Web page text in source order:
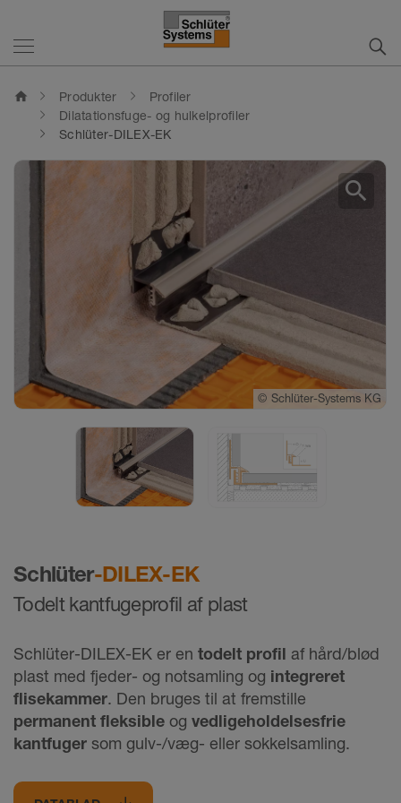
home Produkter
Profiler
Dilatationsfuge- og hulkelprofiler
Schlüter-DILEX-EK
Schlüter-DILEX-EK
Todelt kantfugeprofil af plast
Schlüter-DILEX-EK er en todelt profil af hård/blød
plast med fjeder- og notsamling og integreret
flisekammer. Den bruges til at fremstille
permanent fleksible og vedligeholdelsesfrie
kantfuger som gulv-/væg- eller sokkelsamling.
© Schlüter-Systems KG
© Schlüter-Systems KG
search